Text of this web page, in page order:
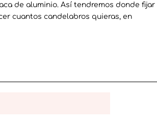
de aluminio. Así tendremos donde fijar
cuantos candelabros quieras, en